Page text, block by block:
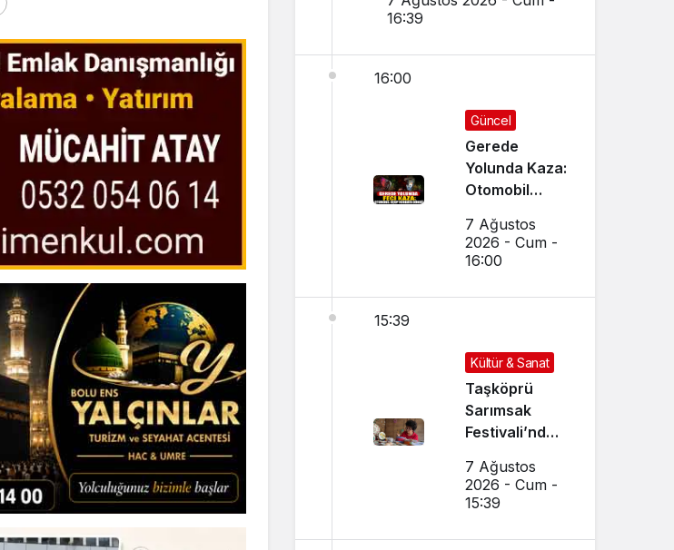
16:39
16:00
Güncel
Gerede
Yolunda Kaza:
Otomobil
Hurdaya
Döndü
7 Ağustos
2026 - Cum -
16:00
15:39
Kültür & Sanat
Taşköprü
Sarımsak
Festivali’nde
Yöresel
Lezzetler
7 Ağustos
2026 - Cum -
15:39